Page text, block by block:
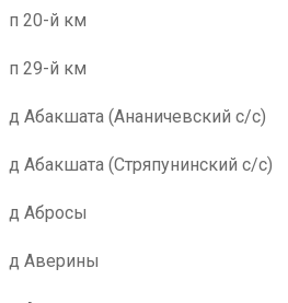
п 20-й км
п 29-й км
д Абакшата (Ананичевский с/с)
д Абакшата (Стряпунинский с/с)
д Абросы
д Аверины